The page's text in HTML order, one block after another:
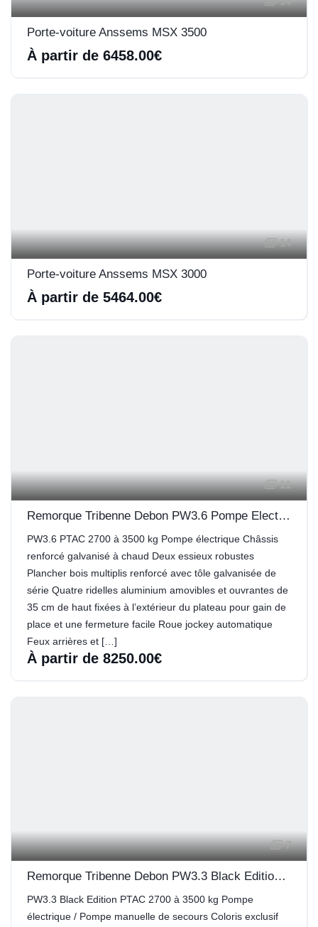
Porte-voiture Anssems MSX 3500
À partir de 6458.00€
14
Porte-voiture Anssems MSX 3000
À partir de 5464.00€
11
Remorque Tribenne Debon PW3.6 Pompe Electrique
PW3.6 PTAC 2700 à 3500 kg Pompe électrique Châssis
renforcé galvanisé à chaud Deux essieux robustes
Plancher bois multiplis renforcé avec tôle galvanisée de
série Quatre ridelles aluminium amovibles et ouvrantes de
35 cm de haut fixées à l’extérieur du plateau pour gain de
place et une fermeture facile Roue jockey automatique
Feux arrières et […]
À partir de 8250.00€
7
Remorque Tribenne Debon PW3.3 Black Edition Pompe Electrique
PW3.3 Black Edition PTAC 2700 à 3500 kg Pompe
électrique / Pompe manuelle de secours Coloris exclusif